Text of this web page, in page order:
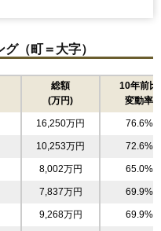
ビで
をする
初台駅（9分）、中野坂
万円
（町＝大字）
総額
(万円)
10年前比
変動率
16,250万円 76.6%
10,253万円 72.6%
8,002万円 65.0%
7,837万円 69.9%
9,268万円 69.9%